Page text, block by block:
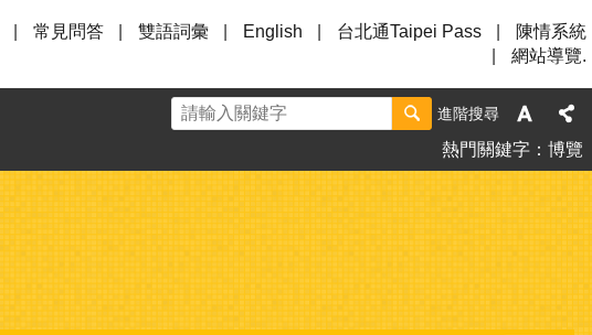
常見問答 雙語詞彙 English 台北通Taipei Pass
陳情系統
網站導覽.
進階搜尋
熱門關鍵字 博覽